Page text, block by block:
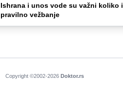
Ishrana i unos vode su važni koliko i
pravilno vežbanje
Copyright ©2002-2026 Doktor.rs